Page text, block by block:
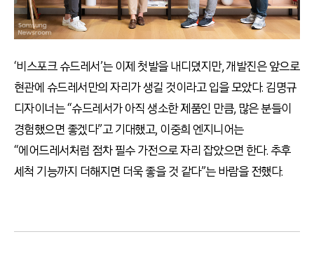
‘비스포크 슈드레서’는 이제 첫발을 내디뎠지만, 개발진은 앞으로
현관에 슈드레서만의 자리가 생길 것이라고 입을 모았다. 김명규
디자이너는 “슈드레서가 아직 생소한 제품인 만큼, 많은 분들이
경험했으면 좋겠다”고 기대했고, 이중희 엔지니어는
“에어드레서처럼 점차 필수 가전으로 자리 잡았으면 한다. 추후
세척 기능까지 더해지면 더욱 좋을 것 같다”는 바람을 전했다.